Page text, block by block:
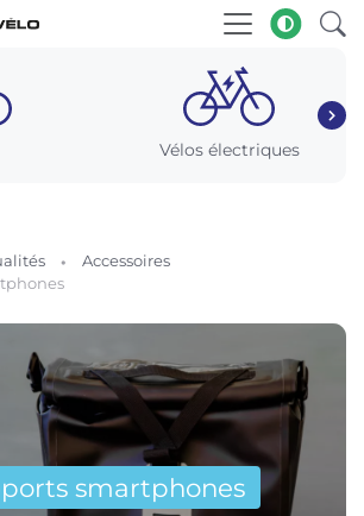
Vélos électriques
Accessoires
smartphones